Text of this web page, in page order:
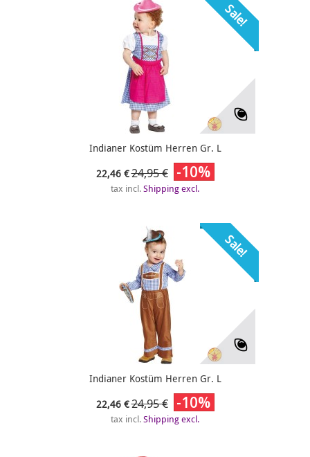
Sale!
Indianer Kostüm Herren Gr. L
22,46 €24,95 € -10%
tax incl.Shipping excl.
Sale!
Indianer Kostüm Herren Gr. L
22,46 €24,95 € -10%
tax incl.Shipping excl.